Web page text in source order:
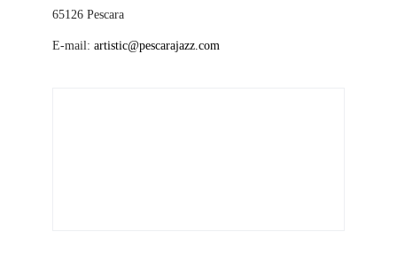
65126 Pescara
E-mail: artistic@pescarajazz.com